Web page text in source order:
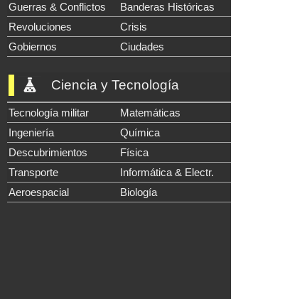
Guerras & Conflictos
Banderas Históricas
Revoluciones
Crisis
Gobiernos
Ciudades
Ciencia y Tecnología
Tecnología militar
Matemáticas
Ingeniería
Química
Descubrimientos
Física
Transporte
Informática & Electr.
Aeroespacial
Biología